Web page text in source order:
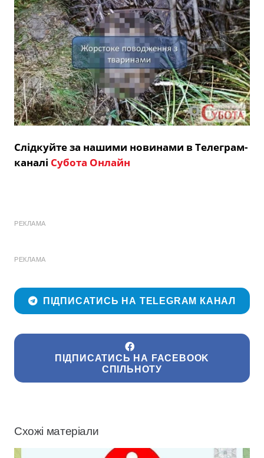
Слідкуйте за нашими новинами в Телеграм-
каналі Субота Онлайн
РЕКЛАМА
РЕКЛАМА
ПІДПИСАТИСЬ НА TELEGRAM КАНАЛ
ПІДПИСАТИСЬ НА FACEBOOK
СПІЛЬНОТУ
Схожі матеріали